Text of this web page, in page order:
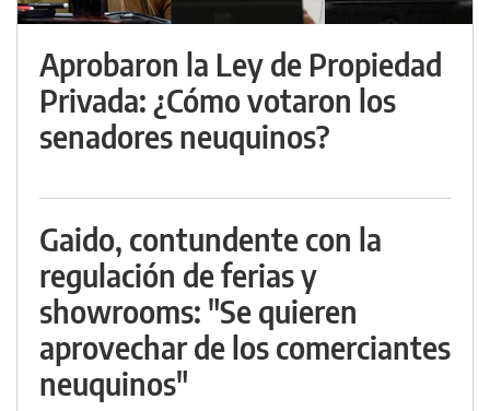
Aprobaron la Ley de Propiedad
Privada: ¿Cómo votaron los
senadores neuquinos?
Gaido, contundente con la
regulación de ferias y
showrooms: "Se quieren
aprovechar de los comerciantes
neuquinos"